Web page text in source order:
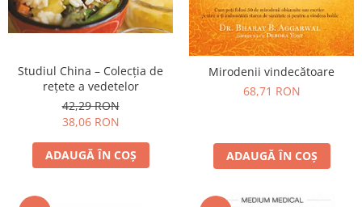
Studiul China – Colecţia de
reţete a vedetelor
42,29 RON
38,06 RON
ADAUGĂ ÎN COȘ
Mirodenii vindecătoare
68,71 RON
ADAUGĂ ÎN COȘ